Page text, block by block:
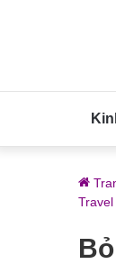
Travel